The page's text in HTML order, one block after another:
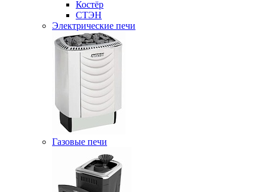
Костёр
СТЭН
Электрические печи
Газовые печи